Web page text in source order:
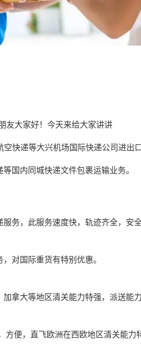
友大家好！今天来给大家讲讲
快递等大兴机场国际快递公司进出口
国内同城快递文件包裹运输业务。
，此服务速度快，轨迹齐全，安
对国际重货有特别优惠。
拿大等地区清关能力特强，派送能力
便，直飞欧洲在西欧地区清关能力